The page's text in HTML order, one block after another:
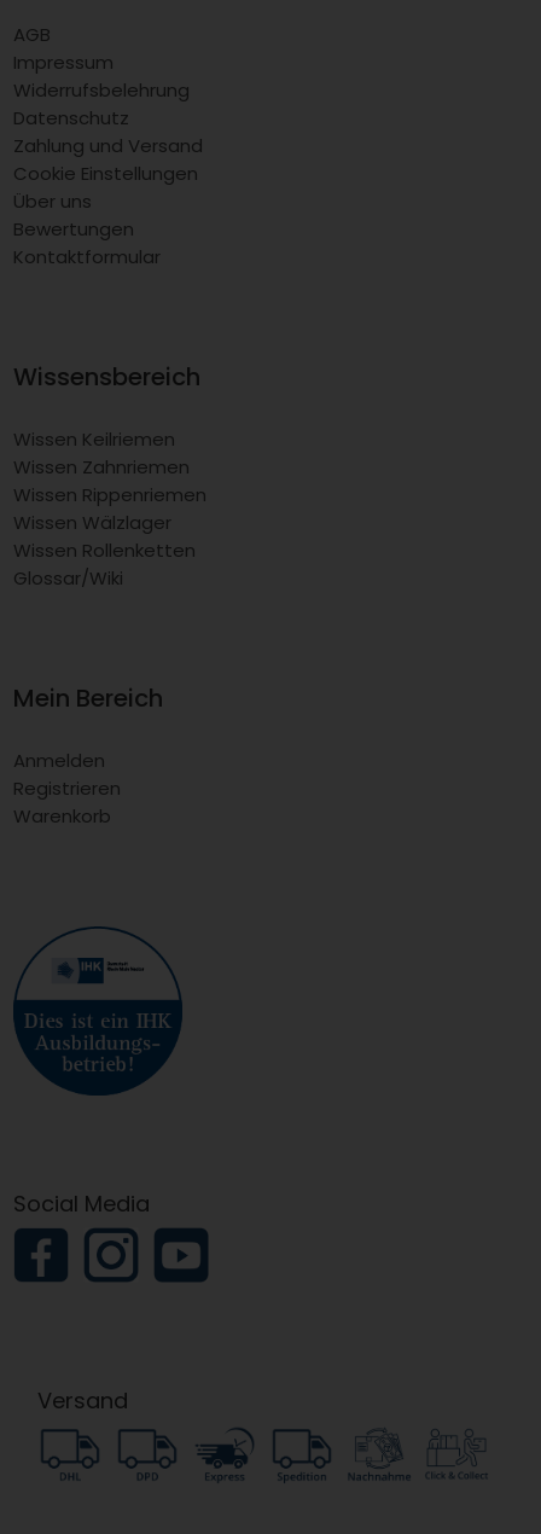
AGB
Impressum
Widerrufsbelehrung
Datenschutz
Zahlung und Versand
Cookie Einstellungen
Über uns
Bewertungen
Kontaktformular
Wissensbereich
Wissen Keilriemen
Wissen Zahnriemen
Wissen Rippenriemen
Wissen Wälzlager
Wissen Rollenketten
Glossar/Wiki
Mein Bereich
Anmelden
Registrieren
Warenkorb
Social Media
Versand